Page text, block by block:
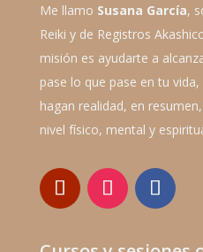
Me llamo Susana García,
Reiki y de Registros
misión es ayudarte a
pase lo que pase en tu
hagan realidad, en
nivel físico, mental y